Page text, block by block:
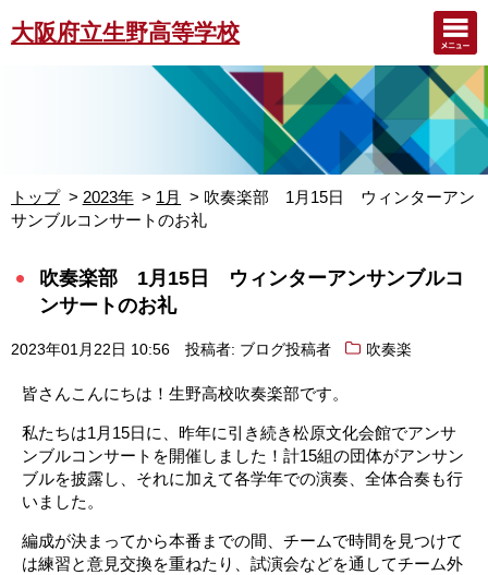
大阪府立生野高等学校
トップ 2023年 1月
吹奏楽部 1月15日 ウィンターアン
サンブルコンサートのお礼
吹奏楽部 1月15日 ウィンターアンサンブルコ
ンサートのお礼
2023年01月22日 10:56 投稿者: ブログ投稿者 吹奏楽
皆さんこんにちは！生野高校吹奏楽部です。
私たちは1月15日に、昨年に引き続き松原文化会館でアンサ
ンブルコンサートを開催しました！計15組の団体がアンサン
ブルを披露し、それに加えて各学年での演奏、全体合奏も行
いました。
編成が決まってから本番までの間、チームで時間を見つけて
は練習と意見交換を重ねたり、試演会などを通してチーム外